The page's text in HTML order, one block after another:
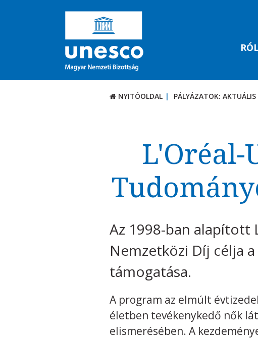
PÁLYÁZATOK / DÍJAK
NYITÓOLDAL PÁLYÁZATOK: AKTUÁLIS
L'Oréal-
Az 1998-ban alapított
Nemzetközi Díj célja
támogatása.
A program az elmúlt
életben tevékenykedő nők
elismerésében. A